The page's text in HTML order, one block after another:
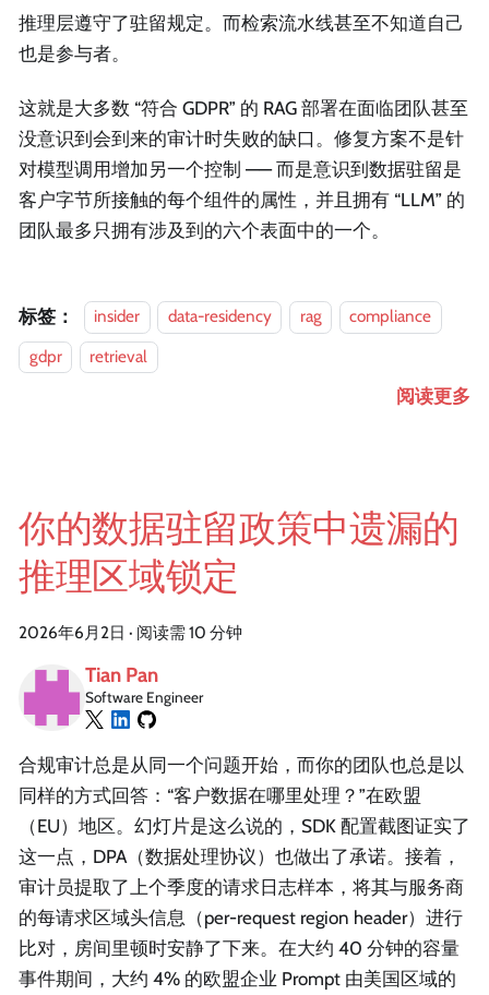
推理层遵守了驻留规定。而检索流水线甚至不知道自己
也是参与者。
这就是大多数 “符合 GDPR” 的 RAG 部署在面临团队甚至
没意识到会到来的审计时失败的缺口。修复方案不是针
对模型调用增加另一个控制 —— 而是意识到数据驻留是
客户字节所接触的每个组件的属性，并且拥有 “LLM” 的
团队最多只拥有涉及到的六个表面中的一个。
标签： insider data-residency rag
compliance
gdpr
retrieval
阅读更多
你的数据驻留政策中遗漏的
推理区域锁定
2026年6月2日 · 阅读需 10 分钟
Tian Pan
Software Engineer
合规审计总是从同一个问题开始，而你的团队也总是以
同样的方式回答：“客户数据在哪里处理？”在欧盟
（EU）地区。幻灯片是这么说的，SDK 配置截图证实了
这一点，DPA（数据处理协议）也做出了承诺。接着，
审计员提取了上个季度的请求日志样本，将其与服务商
的每请求区域头信息（per-request region header）进行
比对，房间里顿时安静了下来。在大约 40 分钟的容量
事件期间，大约 4% 的欧盟企业 Prompt 由美国区域的